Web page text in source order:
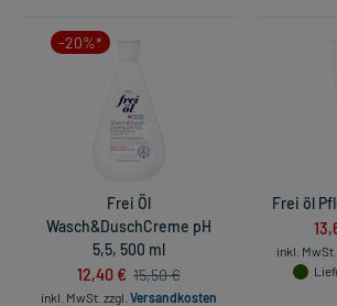
-20%*
Frei Öl
Wasch&DuschCreme pH
5,5, 500 ml
12,40 € 15,50 €
inkl. MwSt. zzgl. Versandkosten
Frei öl
inkl. MwSt.